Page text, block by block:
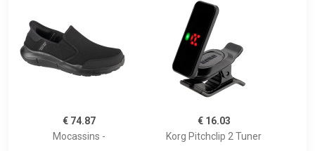
€ 74.87
Mocassins -
€ 16.03
Korg Pitchclip 2 Tuner